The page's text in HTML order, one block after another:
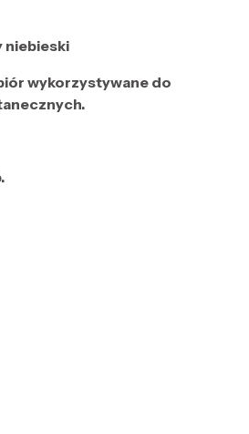
niebieski
wykorzystywane do